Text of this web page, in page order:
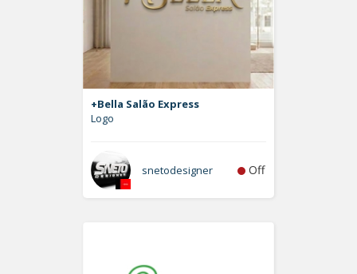
+Bella Salão Express
Logo
snetodesigner Off